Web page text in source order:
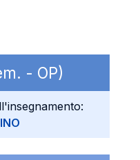
- OP)